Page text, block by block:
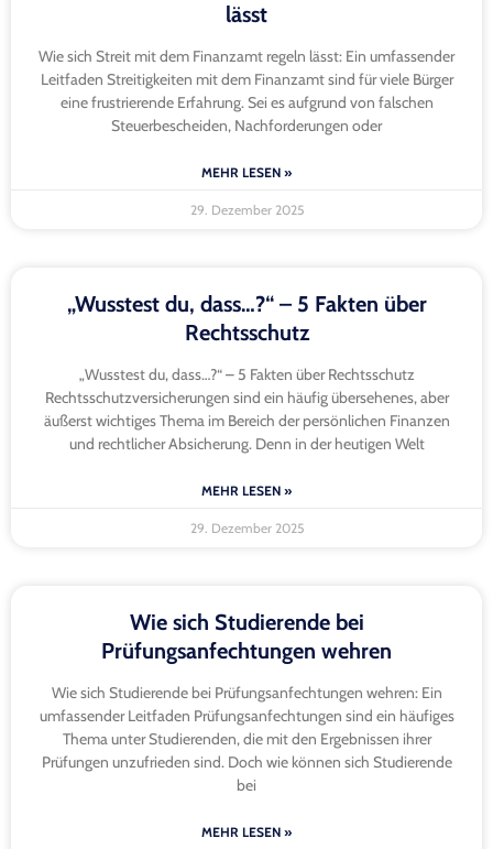
lässt
Wie sich Streit mit dem Finanzamt regeln lässt: Ein umfassender
Leitfaden Streitigkeiten mit dem Finanzamt sind für viele Bürger
eine frustrierende Erfahrung. Sei es aufgrund von falschen
Steuerbescheiden, Nachforderungen oder
MEHR LESEN »
29. Dezember 2025
„Wusstest du, dass…?“ – 5 Fakten über
Rechtsschutz
„Wusstest du, dass…?“ – 5 Fakten über Rechtsschutz
Rechtsschutzversicherungen sind ein häufig übersehenes, aber
äußerst wichtiges Thema im Bereich der persönlichen Finanzen
und rechtlicher Absicherung. Denn in der heutigen Welt
MEHR LESEN »
29. Dezember 2025
Wie sich Studierende bei
Prüfungsanfechtungen wehren
Wie sich Studierende bei Prüfungsanfechtungen wehren: Ein
umfassender Leitfaden Prüfungsanfechtungen sind ein häufiges
Thema unter Studierenden, die mit den Ergebnissen ihrer
Prüfungen unzufrieden sind. Doch wie können sich Studierende
bei
MEHR LESEN »